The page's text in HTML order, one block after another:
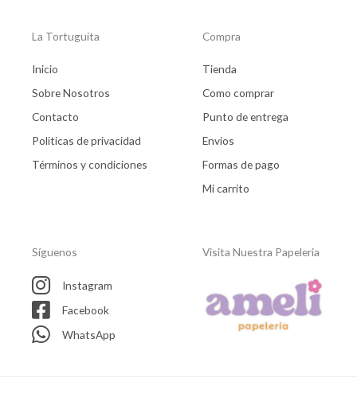
La Tortuguita
Inicio
Sobre Nosotros
Contacto
Politicas de privacidad
Términos y condiciones
Compra
Tienda
Como comprar
Punto de entrega
Envios
Formas de pago
Mi carrito
Síguenos
Instagram
Facebook
WhatsApp
Visita Nuestra Papeleria